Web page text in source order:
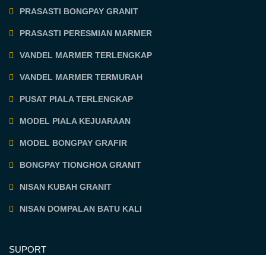
PRASASTI BONGPAY GRANIT
PRASASTI PERESMIAN MARMER
VANDEL MARMER TERLENGKAP
VANDEL MARMER TERMURAH
PUSAT PIALA TERLENGKAP
MODEL PIALA KEJUARAAN
MODEL BONGPAY GRAFIR
BONGPAY TIONGHOA GRANIT
NISAN KUBAH GRANIT
NISAN DOMPALAN BATU KALI
SUPORT